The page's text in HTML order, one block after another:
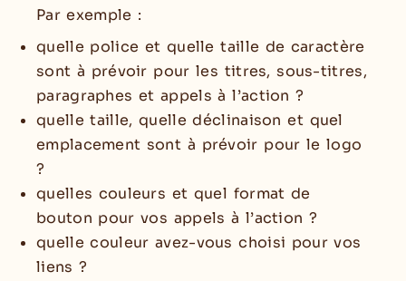
Par exemple :
quelle police et quelle taille de caractère
sont à prévoir pour les titres, sous-titres,
paragraphes et appels à l’action ?
quelle taille, quelle déclinaison et quel
emplacement sont à prévoir pour le logo
?
quelles couleurs et quel format de
bouton pour vos appels à l’action ?
quelle couleur avez-vous choisi pour vos
liens ?